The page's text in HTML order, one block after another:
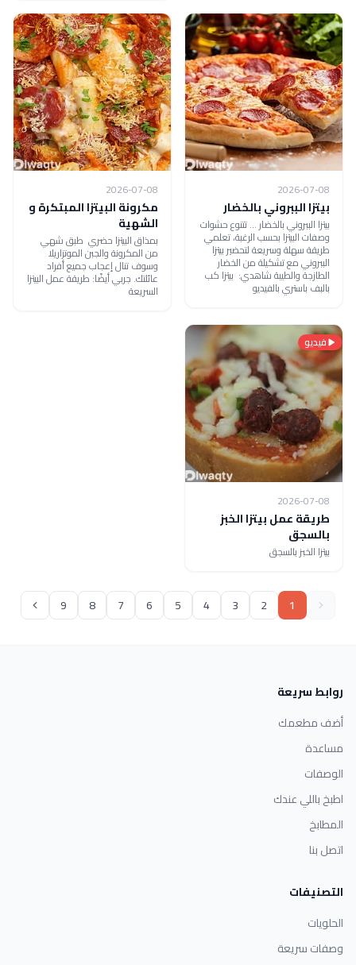
2026-07-08
بيتزا الببروني بالخضار
بيتزا الببروني بالخضار ... تتنوع حشوات
وصفات البيتزا بحسب الرغبة، تعلمي
طريقة سهلة وسريعة لتحضير بيتزا
الببروني مع تشكيلة من الخضار
الطازجة والطيبة شاهدي: بيتزا كب
بالبف باستري بالفيديو
2026-07-08
مكرونة البيتزا المبتكرة و
الشهية
بمذاق البيتزا حضري طبق شهي
من المكرونة والجبن الموتزاريلا
وسوف تنال إعجاب جميع أفراد
عائلتك. جربي أيضًا: طريقة عمل البيتزا
السريعة
فيديو
2026-07-08
طريقة عمل بيتزا الخبز
بالسجق
بيتزا الخبز بالسجق
1
2
3
4
5
6
7
8
9
روابط سريعة
أضف مطعمك
مساعدة
الوصفات
اطبخ باللي عندك
المطابخ
اتصل بنا
التصنيفات
الحلويات
وصفات سريعة